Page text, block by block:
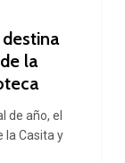
la
de año, el
la Casita y